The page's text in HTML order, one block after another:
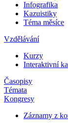
Infografika
Kazuistiky
Téma měsíce
Vzdělávání
Kurzy
Interaktivní
Časopisy
Témata
Kongresy
Záznamy z